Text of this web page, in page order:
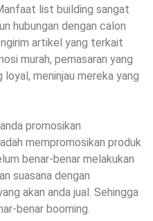
list building sangat
hubungan dengan calon
artikel yang terkait
murah, pemasaran yang
meninjau mereka yang
promosikan
mempromosikan produk
benar-benar melakukan
suasana dengan
akan anda jual. Sehingga
benar booming.